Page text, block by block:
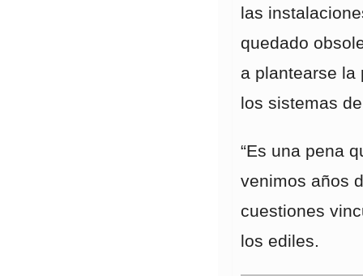
las
quedado
a plantearse la
los sistemas
“Es una pena
venimos años
cuestiones
los ediles.